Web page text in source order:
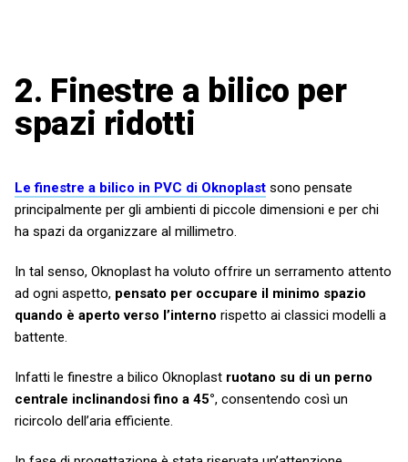
2. Finestre a bilico per
spazi ridotti
Le finestre a bilico in PVC di Oknoplast sono pensate
principalmente per gli ambienti di piccole dimensioni e per chi
ha spazi da organizzare al millimetro.
In tal senso, Oknoplast ha voluto offrire un serramento attento
ad ogni aspetto, pensato per occupare il minimo spazio
quando è aperto verso l’interno rispetto ai classici modelli a
battente.
Infatti le finestre a bilico Oknoplast ruotano su di un perno
centrale inclinandosi fino a 45°, consentendo così un
ricircolo dell’aria efficiente.